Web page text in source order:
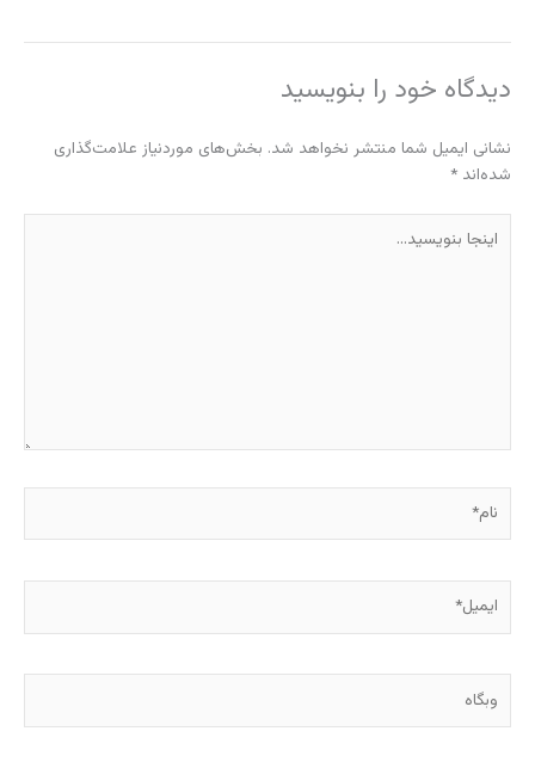
دیدگاه‌ خود را بنویسید
نشانی ایمیل شما منتشر نخواهد شد. بخش‌های موردنیاز علامت‌گذاری
شده‌اند *
بنویسید…
وبگاه